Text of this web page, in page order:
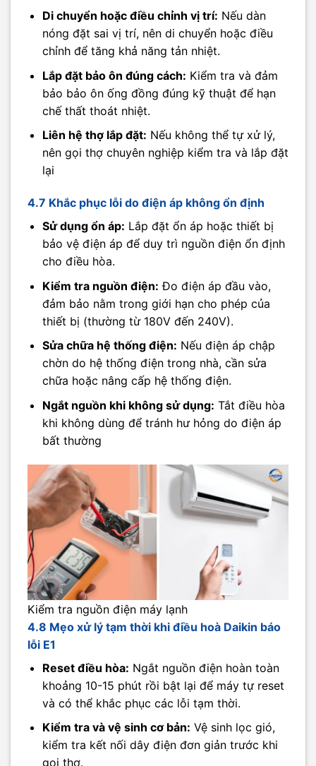
Di chuyển hoặc điều chỉnh vị trí: Nếu dàn
nóng đặt sai vị trí, nên di chuyển hoặc điều
chỉnh để tăng khả năng tản nhiệt.
Lắp đặt bảo ôn đúng cách: Kiểm tra và đảm
bảo bảo ôn ống đồng đúng kỹ thuật để hạn
chế thất thoát nhiệt.
Liên hệ thợ lắp đặt: Nếu không thể tự xử lý,
nên gọi thợ chuyên nghiệp kiểm tra và lắp đặt
lại
4.7 Khắc phục lỗi do điện áp không ổn định
Sử dụng ổn áp: Lắp đặt ổn áp hoặc thiết bị
bảo vệ điện áp để duy trì nguồn điện ổn định
cho điều hòa.
Kiểm tra nguồn điện: Đo điện áp đầu vào,
đảm bảo nằm trong giới hạn cho phép của
thiết bị (thường từ 180V đến 240V).
Sửa chữa hệ thống điện: Nếu điện áp chập
chờn do hệ thống điện trong nhà, cần sửa
chữa hoặc nâng cấp hệ thống điện.
Ngắt nguồn khi không sử dụng: Tắt điều hòa
khi không dùng để tránh hư hỏng do điện áp
bất thường
Kiểm tra nguồn điện máy lạnh
4.8 Mẹo xử lý tạm thời khi điều hoà Daikin báo
lỗi E1
Reset điều hòa: Ngắt nguồn điện hoàn toàn
khoảng 10-15 phút rồi bật lại để máy tự reset
và có thể khắc phục các lỗi tạm thời.
Kiểm tra và vệ sinh cơ bản: Vệ sinh lọc gió,
kiểm tra kết nối dây điện đơn giản trước khi
gọi thợ.